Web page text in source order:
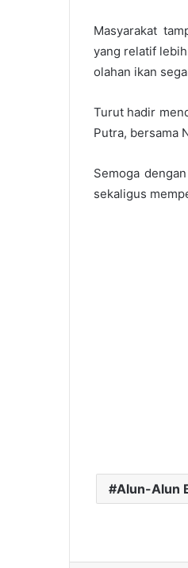
Masyarakat
yang relatif
olahan ikan
Turut hadir
Putra, bersama
Semoga
sekaligus
Alun-Alun